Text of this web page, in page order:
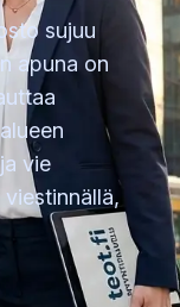
sujuu
apuna on
vie